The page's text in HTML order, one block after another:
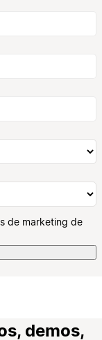
de marketing de
demos,